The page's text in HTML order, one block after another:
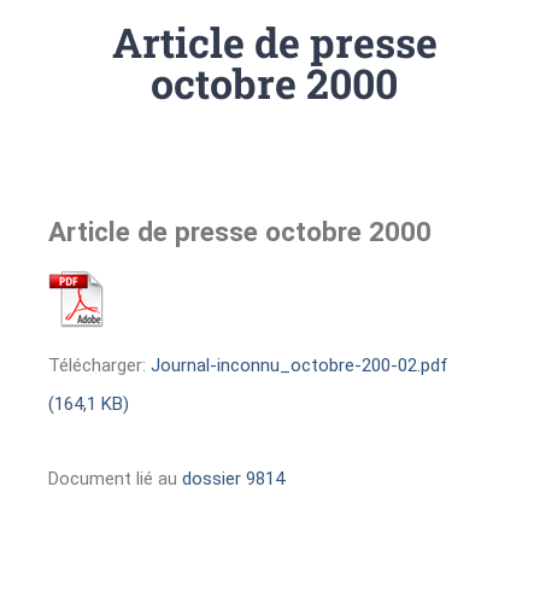
Article de presse
octobre 2000
Article de presse octobre 2000
Télécharger: Journal-inconnu_octobre-200-02.pdf
(164,1 KB)
Document lié au dossier 9814